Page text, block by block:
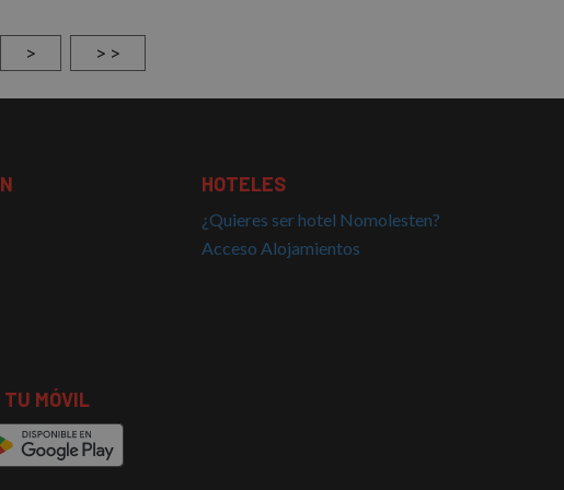
> > >
MÓVIL
HOTELES
¿Quieres ser hotel Nomolesten?
Acceso Alojamientos